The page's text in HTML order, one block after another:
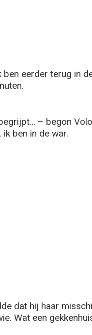
ben eerder terug in
– begon
ik ben in de war.
dat hij haar
Wat een